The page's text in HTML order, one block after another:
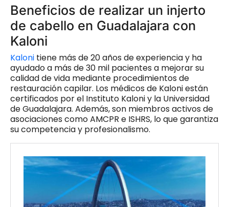
Beneficios de realizar un injerto
de cabello en Guadalajara con
Kaloni
Kaloni tiene más de 20 años de experiencia y ha
ayudado a más de 30 mil pacientes a mejorar su
calidad de vida mediante procedimientos de
restauración capilar. Los médicos de Kaloni están
certificados por el Instituto Kaloni y la Universidad
de Guadalajara. Además, son miembros activos de
asociaciones como AMCPR e ISHRS, lo que garantiza
su competencia y profesionalismo.